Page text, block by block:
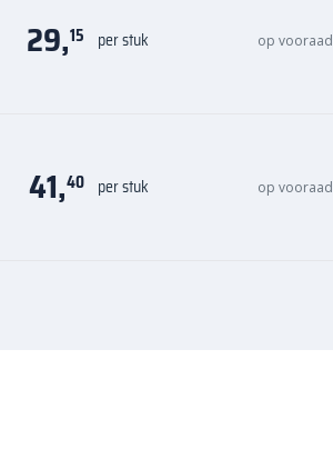
29,15 per stuk op vooraad
41,40 per stuk op vooraad